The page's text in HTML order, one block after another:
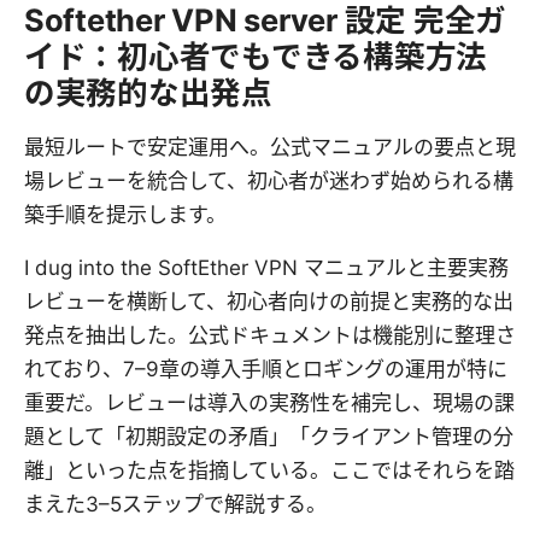
Softether VPN server 設定 完全ガ
イド：初心者でもできる構築方法
の実務的な出発点
最短ルートで安定運用へ。公式マニュアルの要点と現
場レビューを統合して、初心者が迷わず始められる構
築手順を提示します。
I dug into the SoftEther VPN マニュアルと主要実務
レビューを横断して、初心者向けの前提と実務的な出
発点を抽出した。公式ドキュメントは機能別に整理さ
れており、7–9章の導入手順とロギングの運用が特に
重要だ。レビューは導入の実務性を補完し、現場の課
題として「初期設定の矛盾」「クライアント管理の分
離」といった点を指摘している。ここではそれらを踏
まえた3–5ステップで解説する。